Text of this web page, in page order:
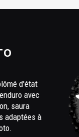
d'état
avec
saura
adaptées à